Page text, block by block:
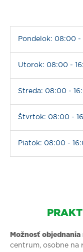
Pondelok: 08:00 -
Utorok: 08:00 -
Streda: 08:00 -
Štvrtok: 08:00 -
Piatok: 08:00 -
Možnosť
centrum, osobne na